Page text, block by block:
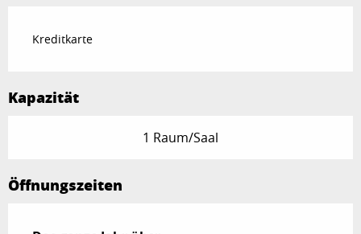
Kreditkarte
Kapazität
1 Raum/Saal
Öffnungszeiten